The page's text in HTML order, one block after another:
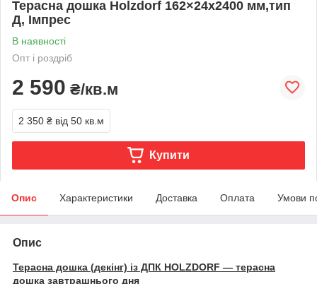
Терасна дошка Holzdorf 162×24х2400 мм,тип
Д, Імпрес
В наявності
Опт і роздріб
2 590 ₴/кв.м
2 350 ₴ від 50 кв.м
Купити
Опис Характеристики Доставка Оплата Умови
Опис
Терасна дошка (декінг) із ДПК HOLZDORF — терасна
дошка завтрашнього дня